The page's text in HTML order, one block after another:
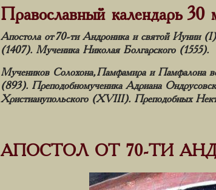
Православный календарь 30
Апостола от 70-ти Андроника и святой Иунии
(1407). Мученика Николая Болгарского (1555).
Мучеников Солохона, Памфамира и Памфалона
(893). Преподобномученика Адриана
Христианупольского (XVIII). Преподобных
АПОСТОЛ ОТ 70-ТИ